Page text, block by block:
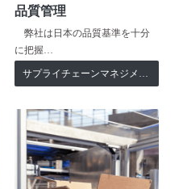
品質管理
弊社は日本の品質基準を十分
に把握…
サプライチェーンマネジメント